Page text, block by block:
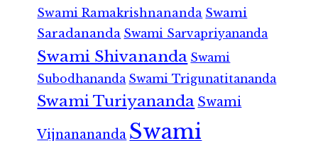
Swami Ramakrishnananda Swami
Saradananda Swami Sarvapriyananda
Swami Shivananda Swami
Subodhananda Swami Trigunatitananda
Swami Turiyananda Swami
Vijnanananda Swami